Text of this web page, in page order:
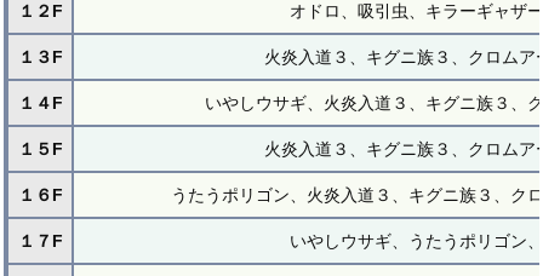
１２F オドロ、吸引虫、キラーギャザ
１３F 火炎入道３、キグニ族３、クロム
１４F いやしウサギ、火炎入道３、キグニ族３、
１５F 火炎入道３、キグニ族３、クロム
１６F うたうポリゴン、火炎入道３、キグニ族３、ク
１７F いやしウサギ、うたうポリゴン